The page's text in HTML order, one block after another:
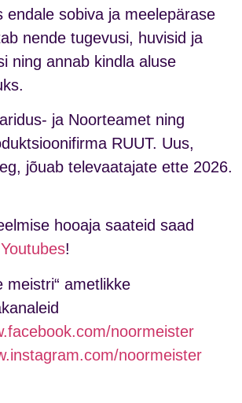
endale sobiva ja meelepärase
nende tugevusi, huvisid ja
ning annab kindla aluse
ja Noorteamet ning
RUUT. Uus,
jõuab televaatajate ette 2026.
hooaja saateid saad
Youtubes!
meistri“ ametlikke
noormeister
noormeister